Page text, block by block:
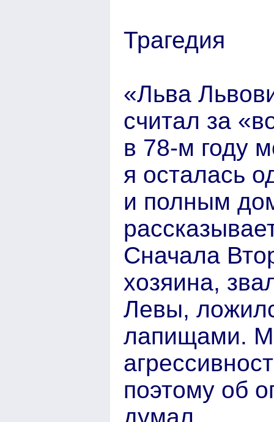
Трагедия
«Льва
считал за
в 78-м году
я осталась
и полным
Сначала
хозяина,
Левы,
лапищами.
поэтому об
думал.